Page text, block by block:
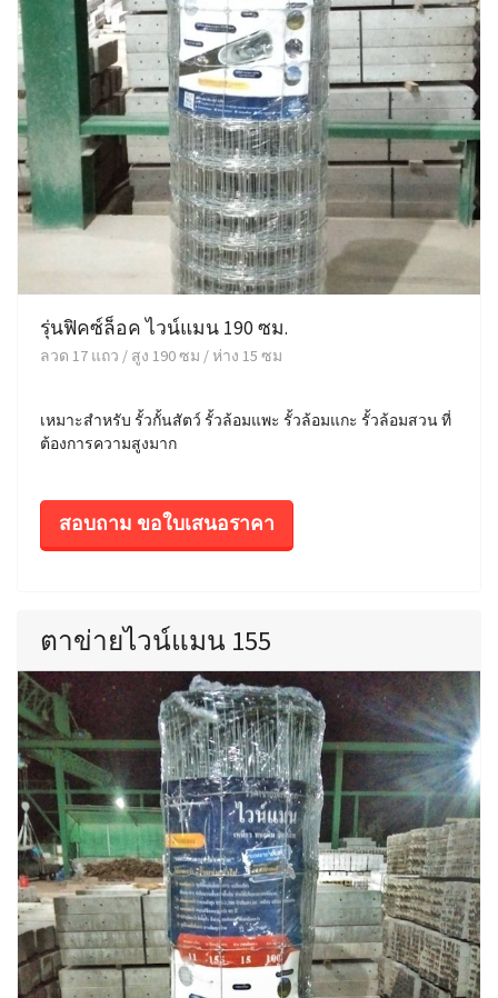
รุ่นฟิคซ์ล็อค ไวน์แมน 190 ซม.
ลวด 17 แถว / สูง 190 ซม / ห่าง 15 ซม
เหมาะสำหรับ รั้วกั้นสัตว์ รั้วล้อมแพะ รั้วล้อมแกะ รั้วล้อมสวน ที่
ต้องการความสูงมาก
สอบถาม ขอใบเสนอราคา
ตาข่ายไวน์แมน 155